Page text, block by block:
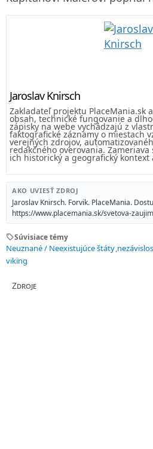
Jaroslav Knirsch
Zakladateľ projektu PlaceMania.sk
obsah, technické fungovanie a
zápisky na webe vychádzajú z
faktografické záznamy o miestach
verejných zdrojov,
redakčného overovania.
ich historický a geografický
AKO UVIESŤ ZDROJ
Jaroslav Knirsch. Forvik. PlaceMania.
https://www.placemania.sk/svetova-
sellSúvisiace témy
Neuznané / Neexistujúce štáty
viking
Zdroje